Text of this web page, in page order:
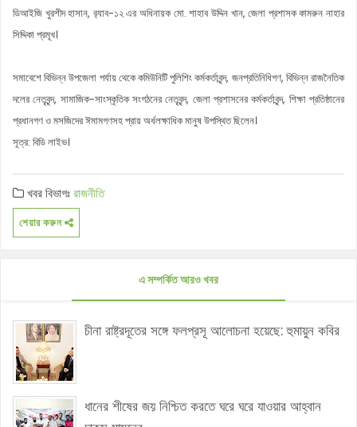
ডিআইজি খুরশীদ হাসান, র‌্যাব-১২ এর অধিনায়ক মো. শাহাব উদ্দিন খান, জেলা প্রশাসক কামরুন নাহার
সিদ্দিকা প্রমূখ।
সমাবেশে বিভিন্ন উপজেলা পর্যায় থেকে কমিউনিটি পুলিশিং কর্মকর্তাবৃন্দ, জনপ্রতিনিধিগণ, বিভিন্ন রাজনৈতিক
দলের নেতৃবৃন্দ, সামাজিক-সাংস্কৃতিক সংগঠনের নেতৃবৃন্দ, জেলা প্রশাসনের কর্মকর্তাবৃন্দ, শিক্ষা প্রতিষ্ঠানের
প্রধানগণ ও মসজিদের ঈমামগণসহ প্রায় অর্ধলক্ষাধিক মানুষ উপস্থিত ছিলেন।
সূত্র: বিডি লাইভ।
খবর বিভাগঃরাজনীতি
শেয়ার করুন
এ সম্পর্কিত আরও খবর
চীনা রাষ্ট্রদূতের সঙ্গে ফলপ্রসূ আলোচনা হয়েছে: হুমায়ুন কবির
ধানের শীষের জয় নিশ্চিত করতে ঘরে ঘরে যাওয়ার আহ্বান